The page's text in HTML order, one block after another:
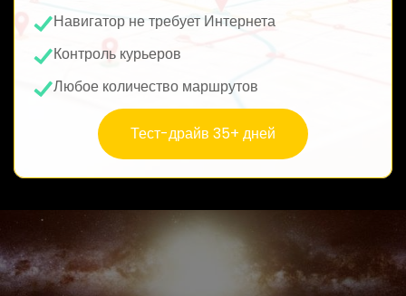
Навигатор не требует Интернета
Контроль курьеров
Любое количество маршрутов
Тест-драйв 35+ дней